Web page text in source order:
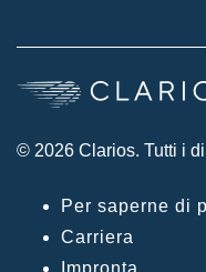
© 2026 Clarios. Tutti i
Per saperne di
Carriera
Impronta